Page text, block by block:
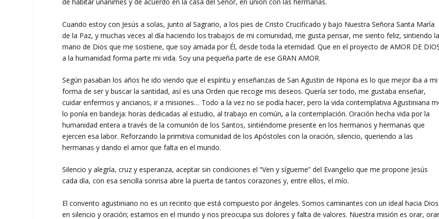
Cuando estoy con Jesús a solas, junto al Sagrario, a los pies de Cristo Crucificado y bajo Nuestra Señora Santa María
de la Paz, y muchas veces al día haciendo los trabajos de mi comunidad, me gusta pensar, me siento feliz, sintiendo la
mano de Dios que me sostiene, que soy amada por Él, desde toda la eternidad. Que en el proyecto de AMOR DE
a la humanidad forma parte mi vida. Soy una pequeña parte de ese GRAN AMOR.
Según pasaban los años he ido viendo que el espíritu y enseñanzas de San Agustin de Hipona es lo que mejor iba a mi
forma de ser y buscar la santidad, así es una Orden que recoge mis deseos. Quería ser todo, me gustaba enseñar,
cuidar enfermos y ancianos, ir a misiones… Todo a la vez no se podía hacer, pero la vida contemplativa Agustiniana
lo ponía en bandeja: horas dedicadas al estudio, al trabajo en común, a la contemplación. Oración hecha vida por la
humanidad entera a través de la comunión de los Santos, sintiéndome presente en los hermanos y hermanas que
ejercen esa labor. Reforzando la primitiva comunidad de los Apóstoles con la oración, silencio, queriendo a las
hermanas y dando el amor que falta en el mundo.
Silencio y alegría, cruz y esperanza, aceptar sin condiciones el “Ven y sígueme” del Evangelio que me propone Jesús
cada día, con esa sencilla sonrisa abre la puerta de tantos corazones y, entre ellos, el mío.
El convento agustiniano no es un recinto que está compuesto por ángeles. Somos caminantes con un ideal hacia Dios
en silencio y oración; estamos en el mundo y nos preocupa sus dolores y falta de valores. Nuestra misión es orar, orar